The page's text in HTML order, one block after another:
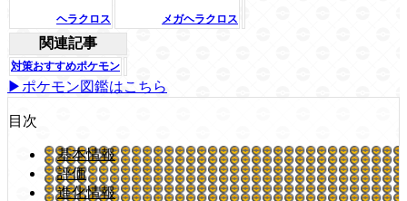
ヘラクロス メガヘラクロス
関連記事
対策おすすめポケモン
▶ポケモン図鑑はこちら
目次
基本情報
評価
進化情報